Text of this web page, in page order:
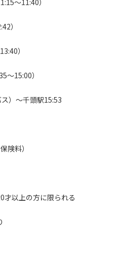
～11:40）
）
）
～15:00）
）～千頭駅15:53
険料）
の方に限られる